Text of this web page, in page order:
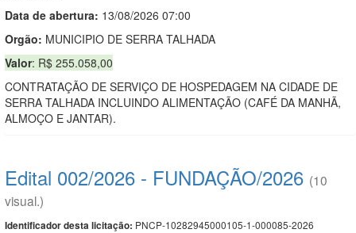
Data de abertura: 13/08/2026 07:00
Orgão: MUNICIPIO DE SERRA TALHADA
Valor: R$ 255.058,00
CONTRATAÇÃO DE SERVIÇO DE HOSPEDAGEM NA CIDADE DE
SERRA TALHADA INCLUINDO ALIMENTAÇÃO (CAFÉ DA MANHÃ,
ALMOÇO E JANTAR).
Edital 002/2026 - FUNDAÇÃO/2026 (10
visual.)
Identificador desta licitação: PNCP-10282945000105-1-000085-2026